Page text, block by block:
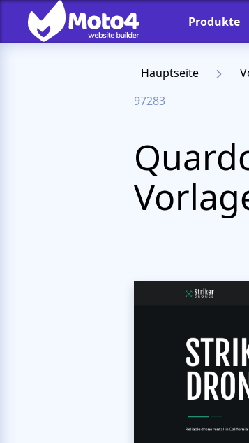
Produkte
Hauptseite
97283